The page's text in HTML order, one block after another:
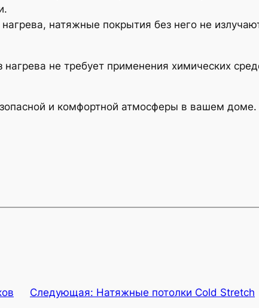
натяжные покрытия без него не
не требует применения химических
и комфортной атмосферы в вашем доме.
Следующая: Натяжные потолки Cold Stretch